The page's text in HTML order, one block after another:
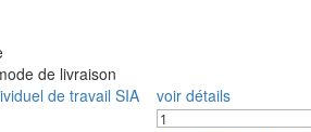
de livraison
de travail SIA voir détails